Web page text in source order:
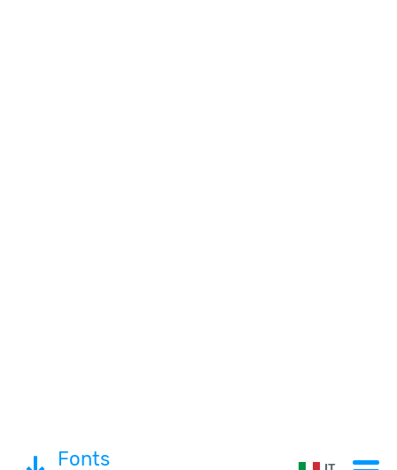
Fonts